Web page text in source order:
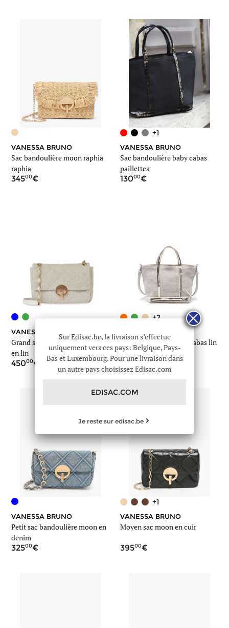
VANESSA BRUNO
Sac bandoulière moon raphia
raphia
34500
+1
VANESSA BRUNO
Sac bandoulière baby cabas
paillettes
13000
VANESSA BRUNO
Grand sac bandoulière moon
en lin
45000
+2
VANESSA BRUNO
Sac bandoulière baby cabas lin
paillettes
16000
VANESSA BRUNO
Petit sac bandoulière moon en
denim
32500
+1
VANESSA BRUNO
Moyen sac moon en cuir
39500
Sur Edisac.be, la livraison s’effectue
uniquement vers ces pays: Belgique, Pays-
Bas et Luxembourg. Pour une livraison dans
un autre pays choisissez Edisac.com
EDISAC.COM
Je reste sur edisac.be